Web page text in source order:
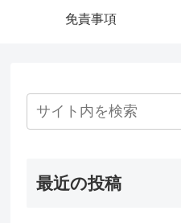
免責事項
最近の投稿